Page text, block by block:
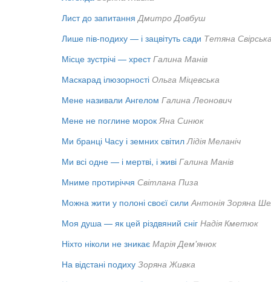
Лист до запитання Дмитро Довбуш
Лише пів-подиху — і зацвітуть сади Тетяна Свірська
Місце зустрічі — хрест Галина Манів
Маскарад ілюзорності Ольга Міцевська
Мене називали Ангелом Галина Леонович
Мене не поглине морок Яна Синюк
Ми бранці Часу і земних світил Лідія Меланіч
Ми всі одне — і мертві, і живі Галина Манів
Мниме протиріччя Світлана Пиза
Можна жити у полоні своєї сили Антонія Зоряна
Моя душа — як цей різдвяний сніг Надія Кметюк
Ніхто ніколи не зникає Марія Дем'янюк
На відстані подиху Зоряна Живка